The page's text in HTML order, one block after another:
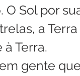
O Sol por
a
Terra.
gente